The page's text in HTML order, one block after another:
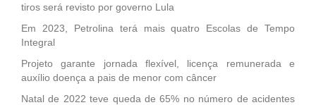
tiros será revisto por governo Lula
Em 2023, Petrolina terá mais quatro Escolas de Tempo
Integral
Projeto garante jornada flexível, licença remunerada e
auxílio doença a pais de menor com câncer
Natal de 2022 teve queda de 65% no número de acidentes